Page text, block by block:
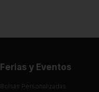
Ferias y Eventos
Bolsas Personalizadas